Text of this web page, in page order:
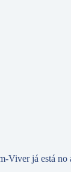
Viver já está no